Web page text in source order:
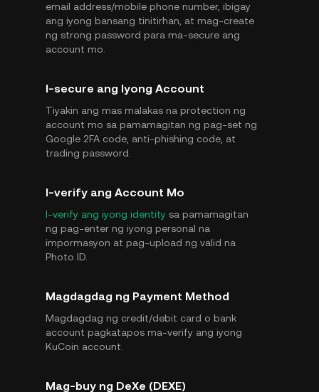
email address/mobile phone number, ibigay
ang iyong bansang tinitirhan, at mag-create
ng strong password para ma-secure ang
account mo.
I-secure ang Iyong Account
Tiyakin ang mas malakas na protection ng
account mo sa pamamagitan ng pag-set ng
Google 2FA code, anti-phishing code, at
trading password.
I-verify ang Account Mo
I-verify ang iyong identity sa pamamagitan
ng pag-enter ng iyong personal na
impormasyon at pag-upload ng valid na
Photo ID.
Magdagdag ng Payment Method
Magdagdag ng credit/debit card o bank
account pagkatapos ma-verify ang iyong
KuCoin account.
Mag-buy ng DeXe (DEXE)